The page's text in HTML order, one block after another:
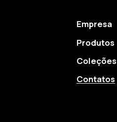
Empresa
Produtos
Coleções
Contatos